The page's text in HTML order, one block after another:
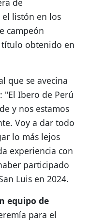
de
listón en los
campeón
obtenido en
que se avecina
"El Ibero de Perú
y nos estamos
Voy a dar todo
lo más lejos
experiencia con
participado
Luis en 2024.
equipo de
para el